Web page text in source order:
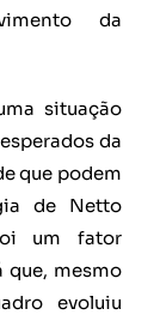
da
situação
da
que podem
de Netto
um fator
que, mesmo
evoluiu